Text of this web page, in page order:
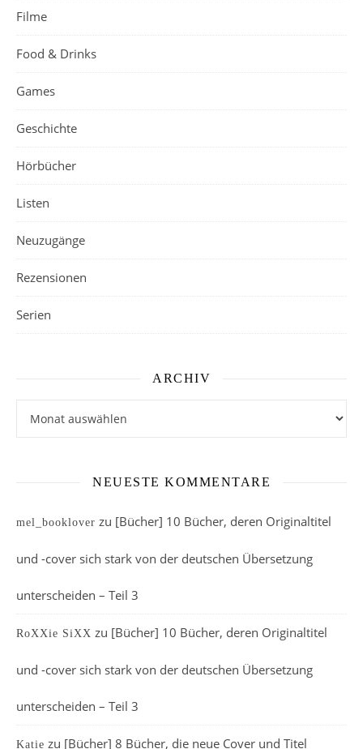
Filme
Food & Drinks
Games
Geschichte
Hörbücher
Listen
Neuzugänge
Rezensionen
Serien
ARCHIV
NEUESTE KOMMENTARE
mel_booklover zu [Bücher] 10 Bücher, deren Originaltitel
und -cover sich stark von der deutschen Übersetzung
unterscheiden – Teil 3
RoXXie SiXX zu [Bücher] 10 Bücher, deren Originaltitel
und -cover sich stark von der deutschen Übersetzung
unterscheiden – Teil 3
Katie zu [Bücher] 8 Bücher, die neue Cover und Titel